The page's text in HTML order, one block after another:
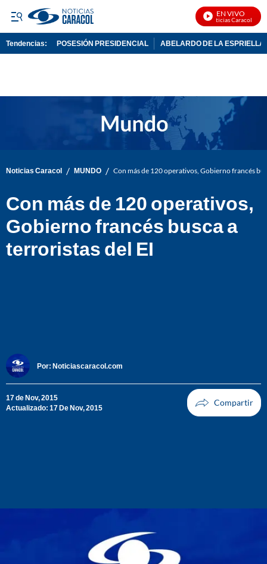
EN VIVO
Noticias Caracol En
Tendencias: POSESIÓN PRESIDENCIAL ABELARDO DE LA ESPRIELLA
Noticias Caracol / MUNDO / Con más de 120 operativos, Gobierno francés
Con más de 120 operativos,
Gobierno francés busca a
terroristas del EI
Por: Noticiascaracol.com
17 de Nov, 2015
Actualizado: 17 De Nov, 2015